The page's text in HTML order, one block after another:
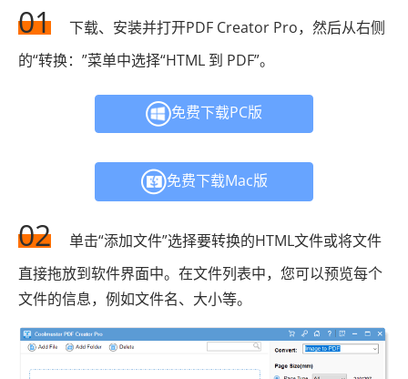
01
下载、安装并打开PDF Creator Pro，然后从右侧
的“转换：”菜单中选择“HTML 到 PDF”。
免费下载PC版
免费下载Mac版
02
单击“添加文件”选择要转换的HTML文件或将文件
直接拖放到软件界面中。在文件列表中，您可以预览每个
文件的信息，例如文件名、大小等。